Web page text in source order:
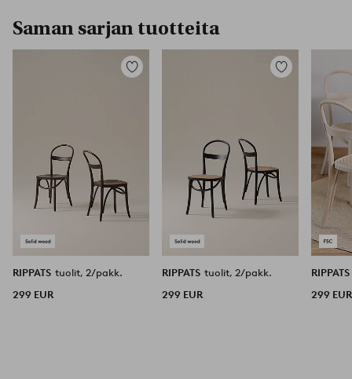
Saman sarjan tuotteita
Lisää
RIPPATS tuolit, 2/pakk.
299 EUR
Lisää
RIPPATS tuolit, 2/pakk.
299 EUR
RIPPATS
299 EUR